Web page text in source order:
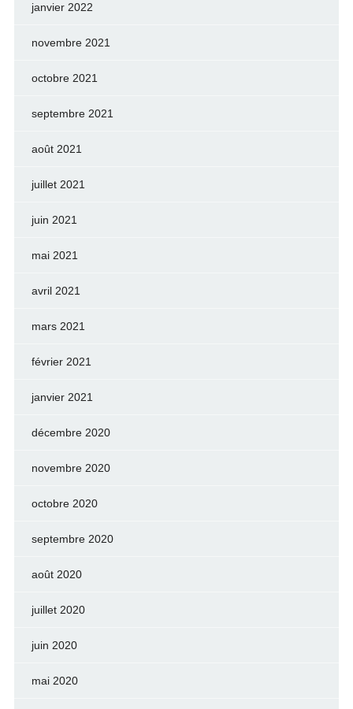
janvier 2022
novembre 2021
octobre 2021
septembre 2021
août 2021
juillet 2021
juin 2021
mai 2021
avril 2021
mars 2021
février 2021
janvier 2021
décembre 2020
novembre 2020
octobre 2020
septembre 2020
août 2020
juillet 2020
juin 2020
mai 2020